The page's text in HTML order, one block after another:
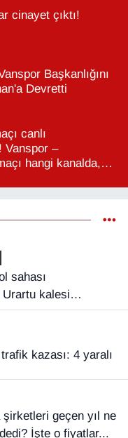
cinayet çıktı!
Başkanlığını
Devretti
canlı
Vanspor –
hangi kanalda,
Urartu kalesi
trafik kazası: 4 yaralı
İşte o fiyatlar...